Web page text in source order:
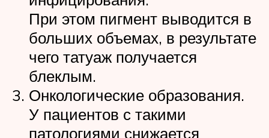
При этом пигмент выводится в
больших объемах, в результате
чего татуаж получается
блеклым.
Онкологические образования.
У пациентов с такими
патологиями снижается